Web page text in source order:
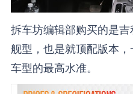
拆车坊编辑部购买的是
舰型，也是就顶配版本
车型的最高水准。